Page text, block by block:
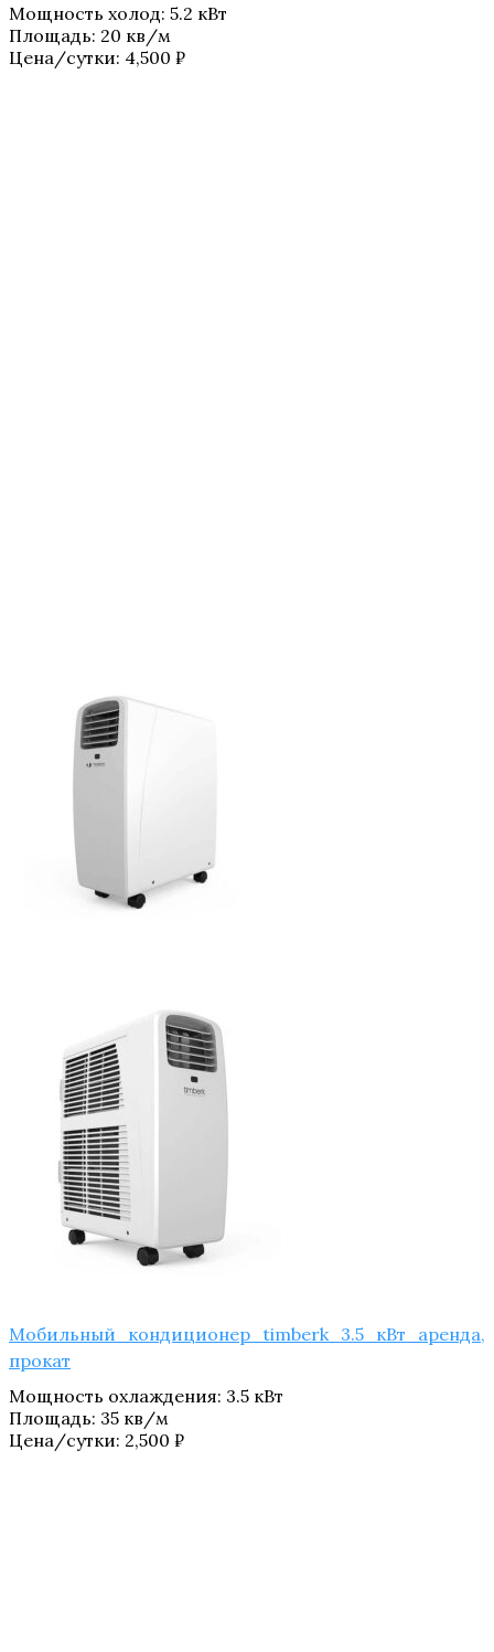
Мощность холод: 5.2 кВт
Площадь: 20 кв/м
Цена/сутки: 4,500 ₽
Мобильный кондиционер timberk 3.5 кВт аренда,
прокат
Мощность охлаждения: 3.5 кВт
Площадь: 35 кв/м
Цена/сутки: 2,500 ₽